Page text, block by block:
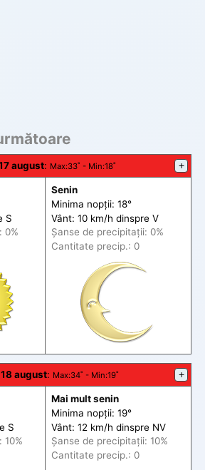
august: Max:33˚ - Min:18˚ +
S
: 0%
Senin
Minima nopții: 18°
Vânt: 10 km/h dinspre V
Șanse de precipitații: 0%
Cantitate precip.: 0
august: Max:34˚ - Min:19˚ +
S
: 10%
Mai mult senin
Minima nopții: 19°
Vânt: 12 km/h dinspre NV
Șanse de precipitații: 10%
Cantitate precip.: 0